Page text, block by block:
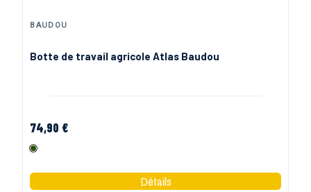
BAUDOU
Botte de travail agricole Atlas Baudou
74,90 €
Olive